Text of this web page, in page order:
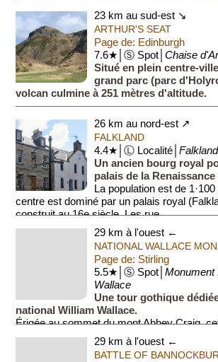
Depuis le parvis du monument, vous aurez...
23 km au sud-est ↘
ARTHUR'S SEAT
Page de: Edinburgh
7.6★│Ⓢ Spot│Chaise
Situé en plein centre-
grand parc (parc
volcan culmine à 251 mètres d'altitude.
26 km au nord-est ↗
FALKLAND
4.4★│Ⓛ Localité│Falkland
Un ancien bourg royal
palais de la
La population est de
centre est dominé par un palais royal
construit au 16e siècle. Les rue...
29 km à l'ouest ←
NATIONAL WALLACE
Page de: Stirling
5.5★│Ⓢ Spot│Monument
Wallace
Une tour gothique
national William Wallace.
Érigée au sommet du mont Abbey Craig,
mètres de haut abrite l'épée légendaire du
L'ascension de ses marches ...
29 km à l'ouest ←
BATTLE OF